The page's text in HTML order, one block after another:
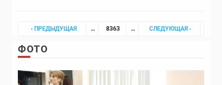
Страницы
‹ ПРЕДЫДУЩАЯ … 8363 … СЛЕДУЮЩАЯ ›
ФОТО